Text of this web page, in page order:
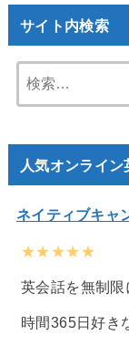
サイト内検索
人気オンライン
ネイティブキャ
★★★★★
英会話を無制
時間365日好き